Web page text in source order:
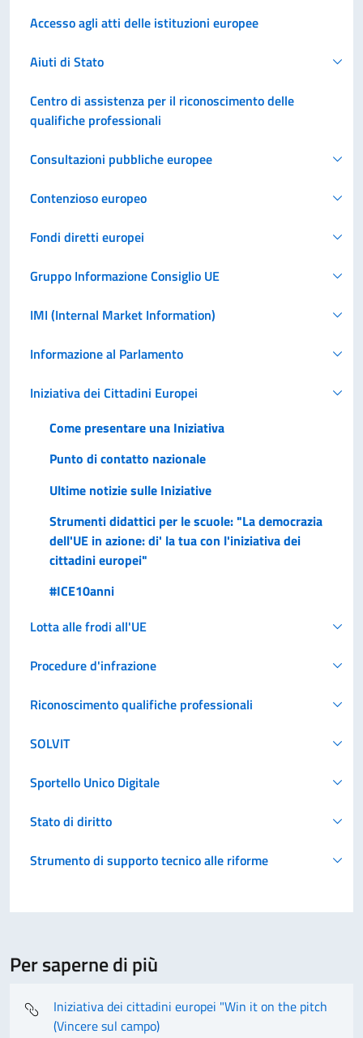
Accesso agli atti delle istituzioni europee
Aiuti di Stato
Centro di assistenza per il riconoscimento delle
qualifiche professionali
Consultazioni pubbliche europee
Contenzioso europeo
Fondi diretti europei
Gruppo Informazione Consiglio UE
IMI (Internal Market Information)
Informazione al Parlamento
Iniziativa dei Cittadini Europei
Come presentare una Iniziativa
Punto di contatto nazionale
Ultime notizie sulle Iniziative
Strumenti didattici per le scuole: "La democrazia
dell'UE in azione: di' la tua con l'iniziativa dei
cittadini europei"
#ICE10anni
Lotta alle frodi all'UE
Procedure d'infrazione
Riconoscimento qualifiche professionali
SOLVIT
Sportello Unico Digitale
Stato di diritto
Strumento di supporto tecnico alle riforme
Per saperne di più
Iniziativa dei cittadini europei "Win it on the pitch
(Vincere sul campo)